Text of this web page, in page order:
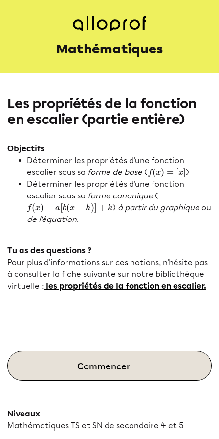
Mathématiques
Les propriétés de la fonction
en escalier (partie entière)
Objectifs
Déterminer les propriétés d'une fonction
escalier sous sa forme de base ( f(x) = [x
f(x)= [x
)
Déterminer les propriétés d'une fonction
escalier sous sa forme canonique (
f(x) = a [b(x − h) + k
f(x)= a[ b( x−h )]+ k ) à partir du graphique ou
de l'équation.
Tu as des questions ?
Pour plus d'informations sur ces notions, n'hésite pas
à consulter la fiche suivante sur notre bibliothèque
virtuelle : les propriétés de la fonction en escalier.
Commencer
Niveaux
Mathématiques TS et SN de secondaire 4 et 5